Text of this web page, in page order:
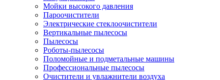
Мойки высокого давления
Пароочистители
Электрические стеклоочистители
Вертикальные пылесосы
Пылесосы
Роботы-пылесосы
Поломойные и подметальные машины
Профессиональные пылесосы
Очистители и увлажнители воздуха